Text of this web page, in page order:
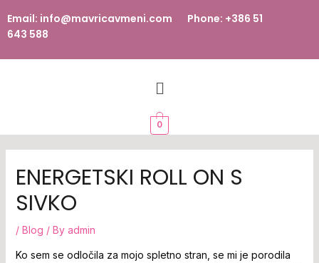
Email: info@mavricavmeni.com Phone: +386 51
643 588
0
ENERGETSKI ROLL ON S
SIVKO
/ Blog / By admin
Ko sem se odločila za mojo spletno stran, se mi je porodila